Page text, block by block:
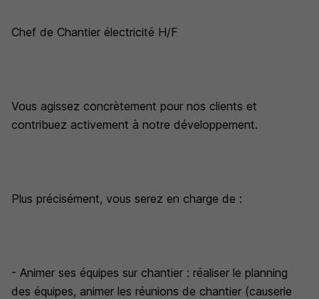
Chef de Chantier électricité H/F
Vous agissez concrètement pour nos clients et
contribuez activement à notre développement.
Plus précisément, vous serez en charge de :
- Animer ses équipes sur chantier : réaliser le planning
des équipes, animer les réunions de chantier (causerie